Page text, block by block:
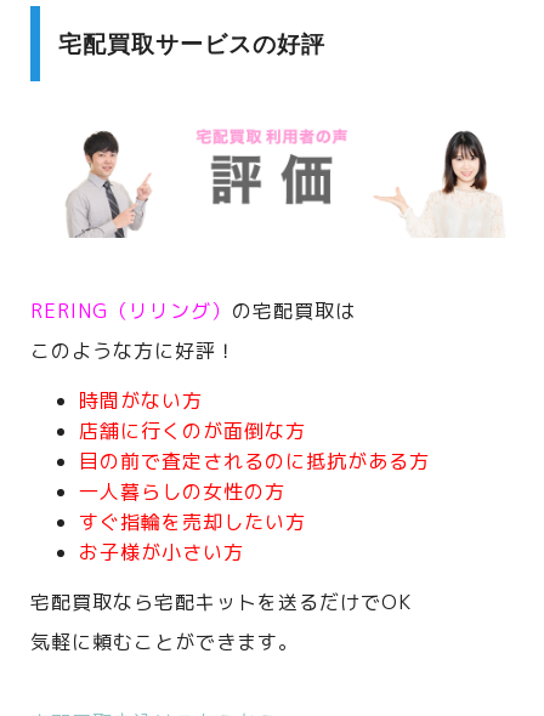
宅配買取サービスの好評
RERING（リリング） の宅配買取は
このような方に好評！
時間がない方
店舗に行くのが面倒な方
目の前で査定されるのに抵抗がある方
一人暮らしの女性の方
すぐ指輪を売却したい方
お子様が小さい方
宅配買取なら宅配キットを送るだけでOK
気軽に頼むことができます。